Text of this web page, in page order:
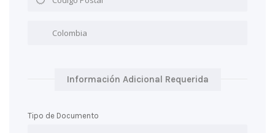
Información Adicional Requerida
Tipo de Documento